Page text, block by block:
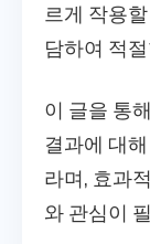
르게 작용
담하여 적
이 글을 통
결과에 대
라며, 효과
와 관심이